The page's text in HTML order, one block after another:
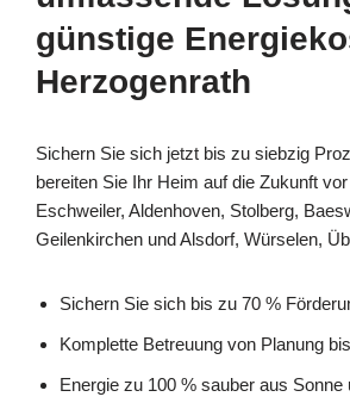
günstige
Herzogenrath
Sichern Sie sich jetzt bis zu siebzig
bereiten Sie Ihr Heim auf die Zukunft
Eschweiler, Aldenhoven, Stolberg,
Geilenkirchen und Alsdorf, Würselen,
Sichern Sie sich bis zu 70 %
Komplette Betreuung von Planung
Energie zu 100 % sauber aus Sonne